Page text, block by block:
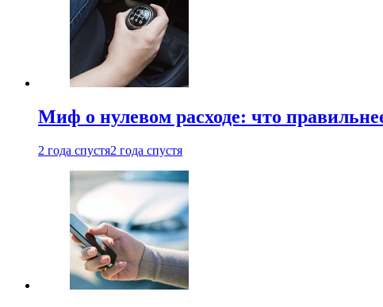
Миф о нулевом расходе: что
2 года спустя2 года спустя